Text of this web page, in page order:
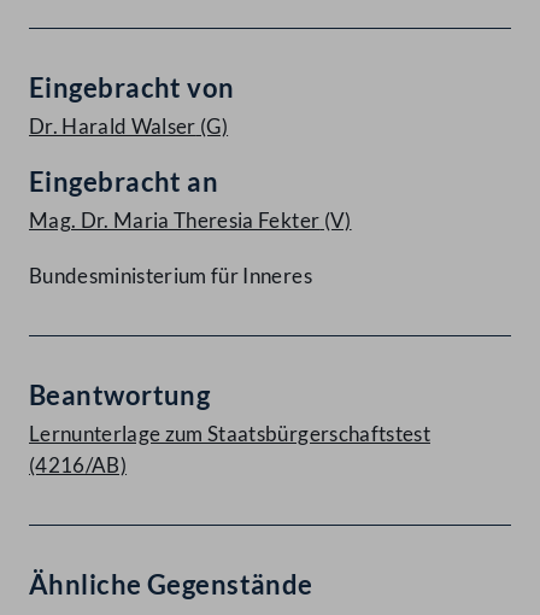
Eingebracht von
Dr. Harald Walser (G)
Eingebracht an
Mag. Dr. Maria Theresia Fekter (V)
Bundesministerium für Inneres
Beantwortung
Lernunterlage zum Staatsbürgerschaftstest
(4216/AB)
Ähnliche Gegenstände